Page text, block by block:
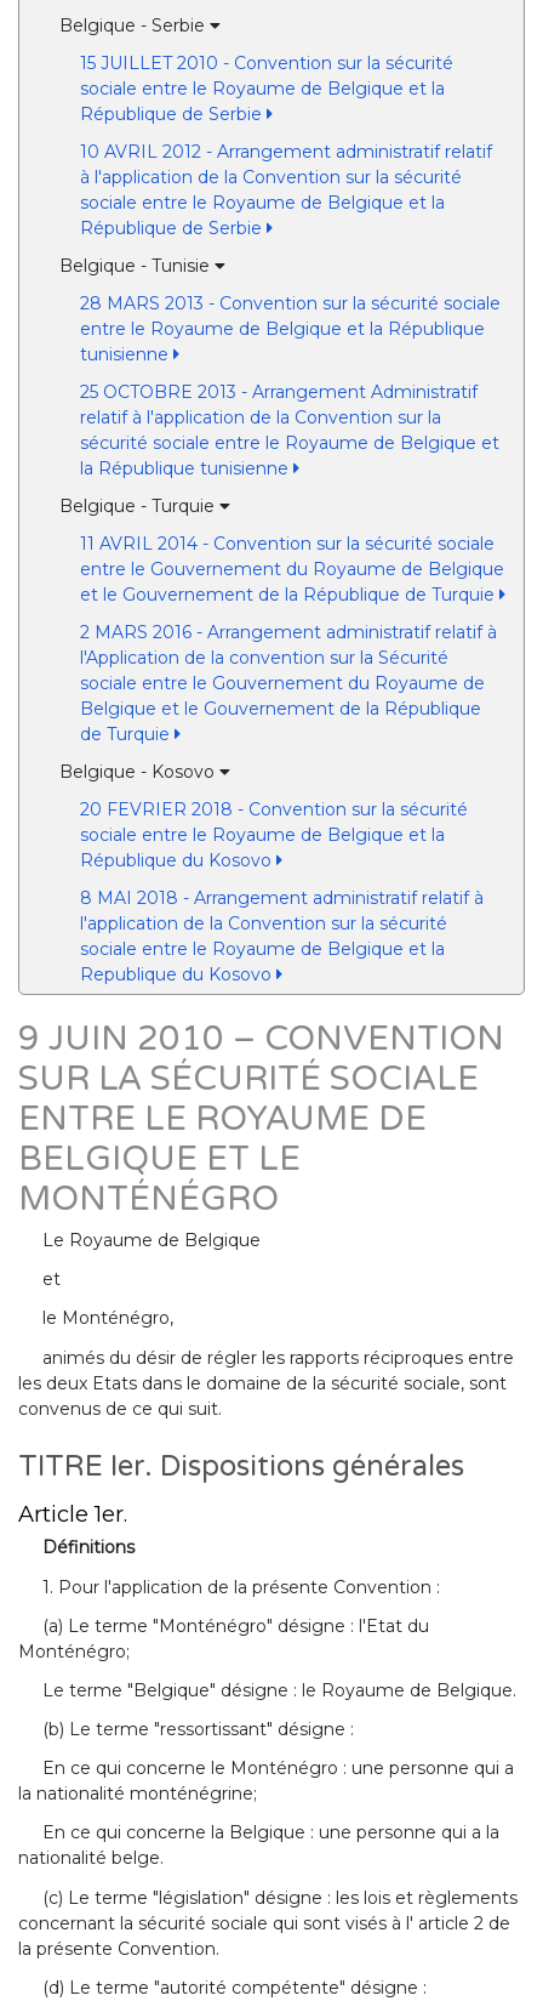
Belgique - Serbie
15 JUILLET 2010 - Convention sur la sécurité
sociale entre le Royaume de Belgique et la
République de Serbie
10 AVRIL 2012 - Arrangement administratif relatif
à l'application de la Convention sur la sécurité
sociale entre le Royaume de Belgique et la
République de Serbie
Belgique - Tunisie
28 MARS 2013 - Convention sur la sécurité sociale
entre le Royaume de Belgique et la République
tunisienne
25 OCTOBRE 2013 - Arrangement Administratif
relatif à l'application de la Convention sur la
sécurité sociale entre le Royaume de Belgique et
la République tunisienne
Belgique - Turquie
11 AVRIL 2014 - Convention sur la sécurité sociale
entre le Gouvernement du Royaume de Belgique
et le Gouvernement de la République de Turquie
2 MARS 2016 - Arrangement administratif relatif à
l'Application de la convention sur la Sécurité
sociale entre le Gouvernement du Royaume de
Belgique et le Gouvernement de la République
de Turquie
Belgique - Kosovo
20 FEVRIER 2018 - Convention sur la sécurité
sociale entre le Royaume de Belgique et la
République du Kosovo
8 MAI 2018 - Arrangement administratif relatif à
l'application de la Convention sur la sécurité
sociale entre le Royaume de Belgique et la
Republique du Kosovo
9 JUIN 2010 – CONVENTION
SUR LA SÉCURITÉ SOCIALE
ENTRE LE ROYAUME DE
BELGIQUE ET LE
MONTÉNÉGRO
Le Royaume de Belgique
et
le Monténégro,
animés du désir de régler les rapports réciproques entre
les deux Etats dans le domaine de la sécurité sociale, sont
convenus de ce qui suit.
TITRE Ier. Dispositions générales
Article 1er.
Définitions
1. Pour l'application de la présente Convention :
(a) Le terme "Monténégro" désigne : l'Etat du
Monténégro;
Le terme "Belgique" désigne : le Royaume de Belgique.
(b) Le terme "ressortissant" désigne :
En ce qui concerne le Monténégro : une personne qui a
la nationalité monténégrine;
En ce qui concerne la Belgique : une personne qui a la
nationalité belge.
(c) Le terme "législation" désigne : les lois et règlements
concernant la sécurité sociale qui sont visés à l' article 2 de
la présente Convention.
(d) Le terme "autorité compétente" désigne :